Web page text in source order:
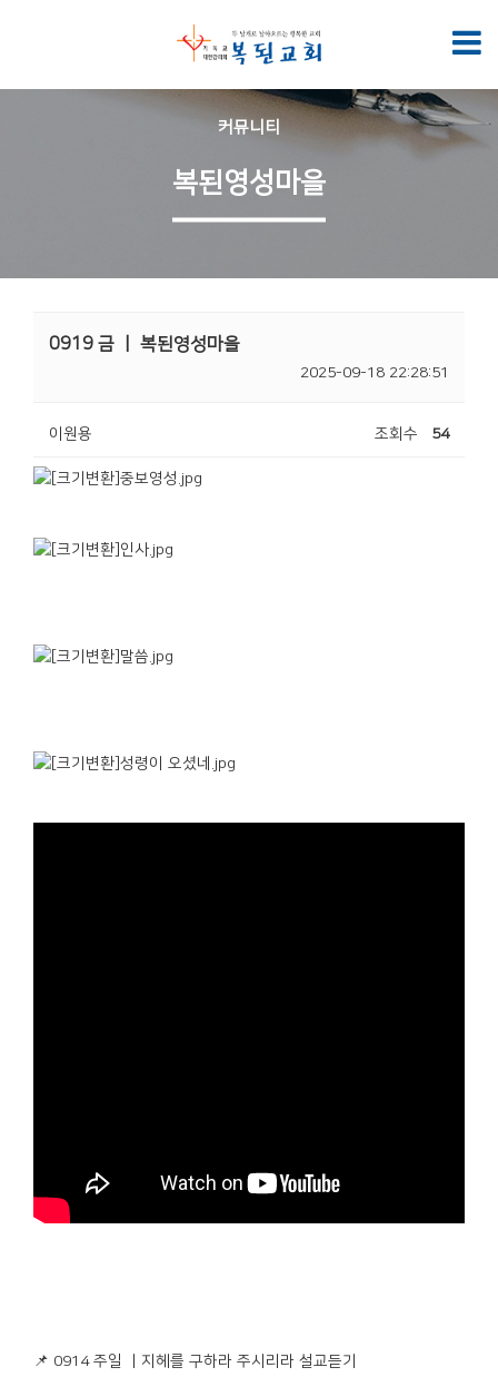
커뮤니티
복된영성마을
0919 금 ㅣ 복된영성마을
2025-09-18 22:28:51
이원용 조회수 54
📌 0914 주일 ㅣ지헤를 구하라 주시리라 설교듣기